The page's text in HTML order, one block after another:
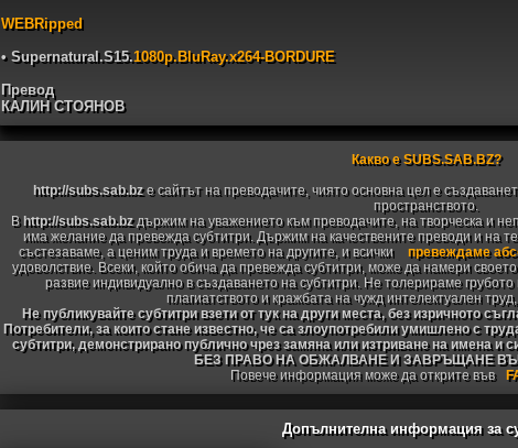
WEBRipped
• Supernatural.S15.1080p.BluRay.x264-BORDURE
Превод
КАЛИН СТОЯНОВ
Какво е SUBS.SAB.BZ?
http://subs.sab.bzе сайтът на преводачите, чиято основна цел е
пространството.
В http://subs.sab.bzдържим на уважението към преводачите, на творческа и
има желание да превежда субтитри. Държим на качествените преводи и на
състезаваме, а ценим труда и времето на другите, и всички
превеждаме
удоволствие. Всеки, който обича да превежда субтитри, може да намери
развие индивидуално в създаването на субтитри. Не толерираме
плагиатството и кражбата на чужд интелектуален
Не публикувайте субтитри взети от тук на други места, без изричното
Потребители, за които стане известно, че са злоупотребили умишлено с
субтитри, демонстрирано публично чрез замяна или изтриване на имена
БЕЗ ПРАВО НА ОБЖАЛВАНЕ И ЗАВРЪЩАНЕ
Повече информация може да открите във
Допълнителна информация за